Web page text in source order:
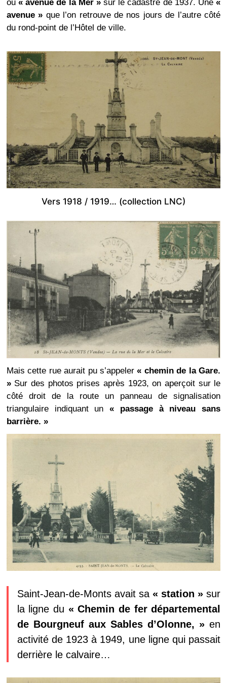
ou « avenue de la Mer »sur le cadastre de 1937. Une«
avenue » que l’on retrouve de nos jours de l’autre côté
du rond-point de l’Hôtel de ville.
Vers 1918 / 1919… (collection LNC)
Mais cette rue aurait pu s’appeler« chemin de la Gare.
»Sur des photos prises après 1923, on aperçoit sur le
côté droit de la route un panneau de signalisation
triangulaire indiquant un« passage à niveau sans
barrière. »
Saint-Jean-de-Monts avait sa « station » sur
la ligne du « Chemin de fer départemental
de Bourgneuf aux Sables d’Olonne, » en
activité de 1923 à 1949, une ligne qui passait
derrière le calvaire…